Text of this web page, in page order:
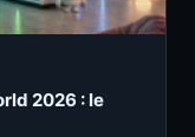
2026 : le